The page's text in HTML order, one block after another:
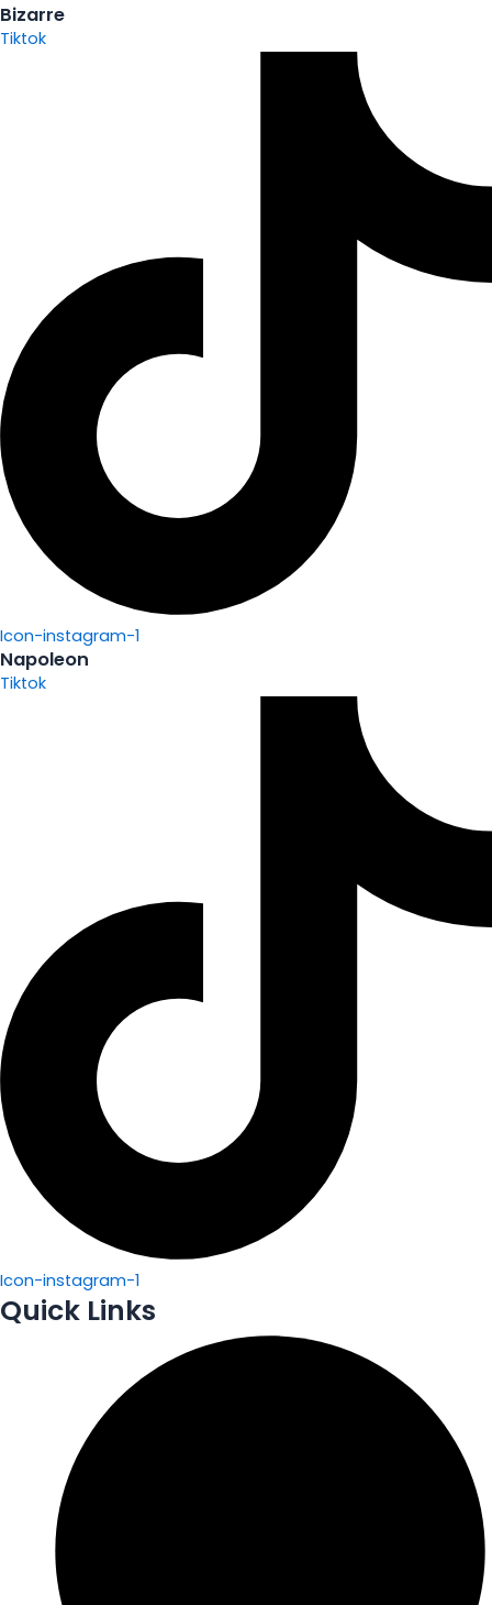
Bizarre
Tiktok
Icon-instagram-1
Napoleon
Tiktok
Icon-instagram-1
Quick Links